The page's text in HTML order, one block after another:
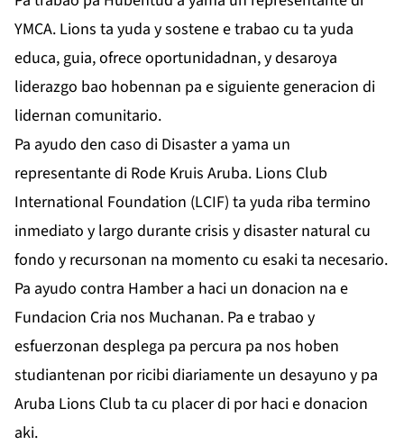
YMCA. Lions ta yuda y sostene e trabao cu ta yuda
educa, guia, ofrece oportunidadnan, y desaroya
liderazgo bao hobennan pa e siguiente generacion di
lidernan comunitario.
Pa ayudo den caso di Disaster a yama un
representante di Rode Kruis Aruba. Lions Club
International Foundation (LCIF) ta yuda riba termino
inmediato y largo durante crisis y disaster natural cu
fondo y recursonan na momento cu esaki ta necesario.
Pa ayudo contra Hamber a haci un donacion na e
Fundacion Cria nos Muchanan. Pa e trabao y
esfuerzonan desplega pa percura pa nos hoben
studiantenan por ricibi diariamente un desayuno y pa
Aruba Lions Club ta cu placer di por haci e donacion
aki.